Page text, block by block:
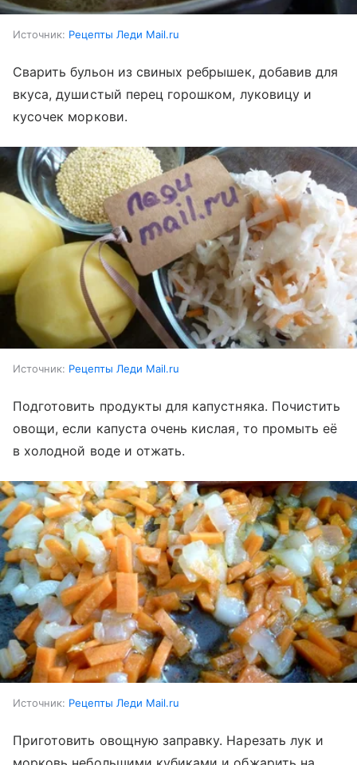
Источник: Рецепты Леди Mail.ru
Сварить бульон из свиных ребрышек, добавив для
вкуса, душистый перец горошком, луковицу и
кусочек моркови.
Источник: Рецепты Леди Mail.ru
Подготовить продукты для капустняка. Почистить
овощи, если капуста очень кислая, то промыть её
в холодной воде и отжать.
Источник: Рецепты Леди Mail.ru
Приготовить овощную заправку. Нарезать лук и